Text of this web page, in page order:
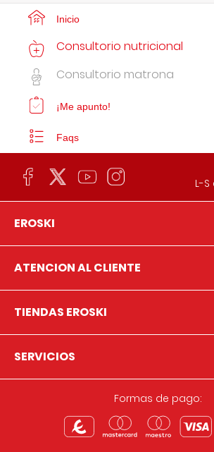
Inicio
Consultorio nutricional
Consultorio matrona
¡Me apunto!
Faqs
L-
EROSKI
ATENCION AL CLIENTE
TIENDAS EROSKI
SERVICIOS
Formas de pago: